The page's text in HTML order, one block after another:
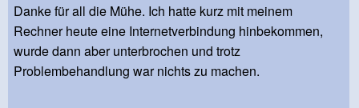
Danke für all die Mühe. Ich hatte kurz mit meinem
Rechner heute eine Internetverbindung hinbekommen,
wurde dann aber unterbrochen und trotz
Problembehandlung war nichts zu machen.